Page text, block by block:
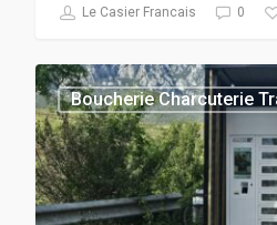
Le Casier Francais 0
Boucherie Charcuterie